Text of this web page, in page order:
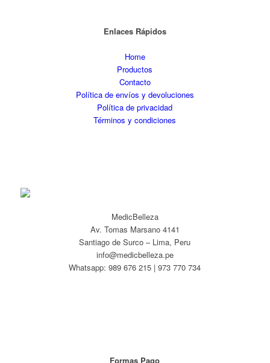
Enlaces Rápidos
Home
Productos
Contacto
Política de envíos y devoluciones
Política de privacidad
Términos y condiciones
MedicBelleza
Av. Tomas Marsano 4141
Santiago de Surco – Lima, Peru
info@medicbelleza.pe
Whatsapp: 989 676 215 | 973 770 734
Formas Pago